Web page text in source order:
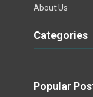
About Us
Categories
Popular